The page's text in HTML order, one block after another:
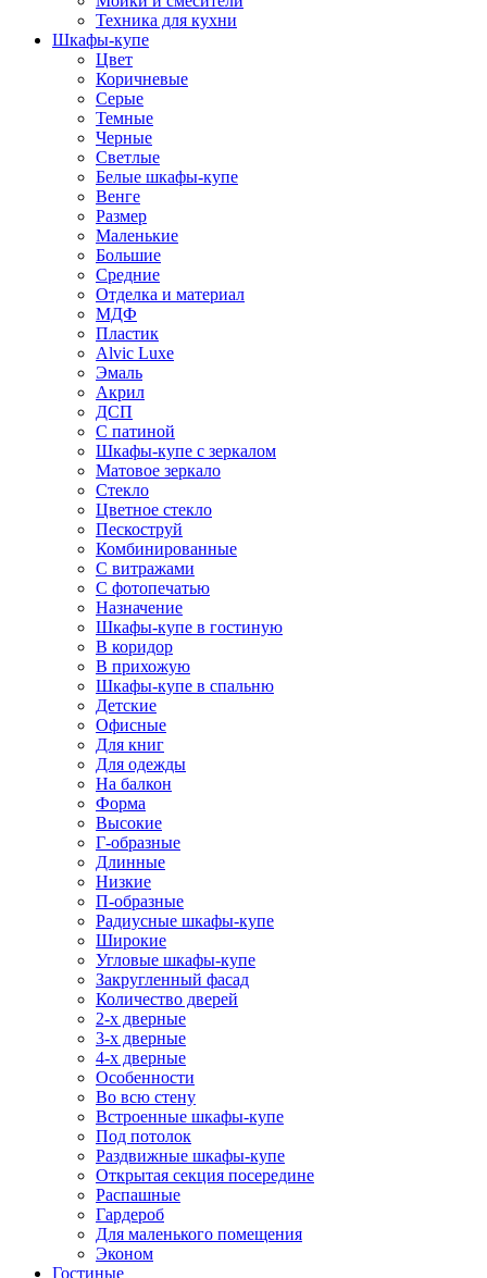
Техника для кухни
Шкафы-купе
Цвет
Коричневые
Серые
Темные
Черные
Светлые
Белые шкафы-купе
Венге
Размер
Маленькие
Большие
Средние
Отделка и материал
МДФ
Пластик
Alvic Luxe
Эмаль
Акрил
ДСП
С патиной
Шкафы-купе с зеркалом
Матовое зеркало
Стекло
Цветное стекло
Пескоструй
Комбинированные
С витражами
С фотопечатью
Назначение
Шкафы-купе в гостиную
В коридор
В прихожую
Шкафы-купе в спальню
Детские
Офисные
Для книг
Для одежды
На балкон
Форма
Высокие
Г-образные
Длинные
Низкие
П-образные
Радиусные шкафы-купе
Широкие
Угловые шкафы-купе
Закругленный фасад
Количество дверей
2-х дверные
3-х дверные
4-х дверные
Особенности
Во всю стену
Встроенные шкафы-купе
Под потолок
Раздвижные шкафы-купе
Открытая секция посередине
Распашные
Гардероб
Для маленького помещения
Эконом
Гостиные